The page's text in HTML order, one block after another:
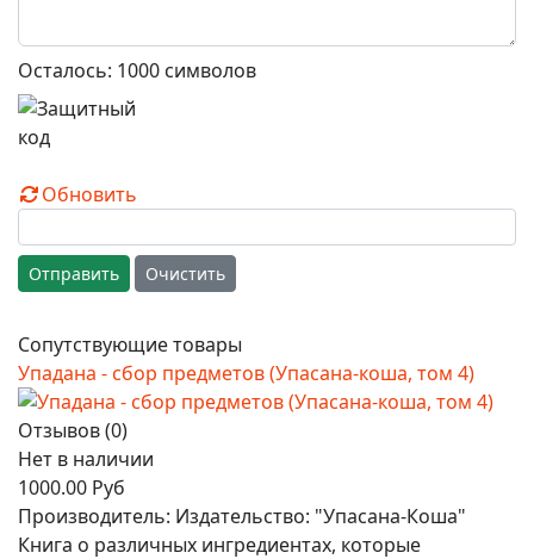
Осталось: 1000 символов
Обновить
Отправить Очистить
Сопутствующие товары
Упадана - сбор предметов (Упасана-коша, том 4)
Отзывов (0)
Нет в наличии
1000.00 Руб
Производитель: Издательство: "Упасана-Коша"
Книга о различных ингредиентах, которые